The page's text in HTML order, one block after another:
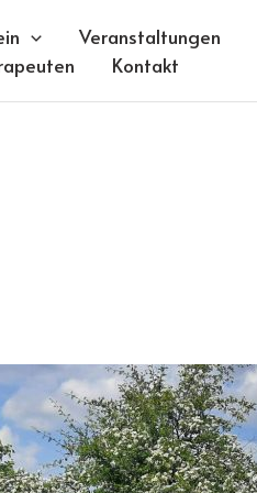
Veranstaltungen
Kontakt